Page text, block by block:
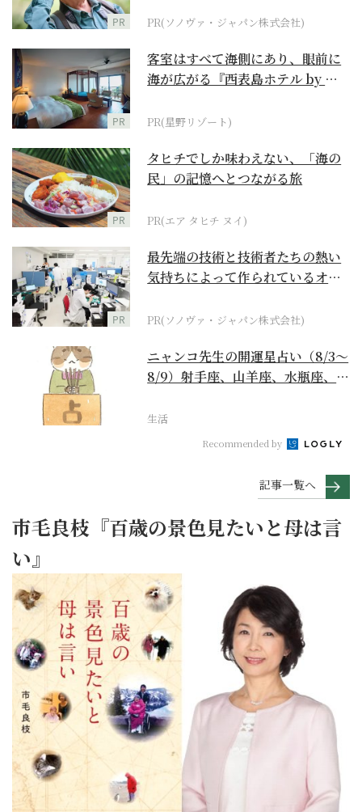
PR PR(ソノヴァ・ジャパン株式会社)
PR
客室はすべて海側にあり、眼前に
海が広がる『西表島ホテル by 星
PR(星野リゾート)
PR
タヒチでしか味わえない、「海の
民」の記憶へとつながる旅
PR(エア タヒチ ヌイ)
PR
最先端の技術と技術者たちの熱い
気持ちによって作られているオー
PR(ソノヴァ・ジャパン株式会社)
ニャンコ先生の開運星占い（8/3～
8/9）射手座、山羊座、水瓶座、魚
生活
Recommended by
記事一覧へ
市毛良枝『百歳の景色見たいと母は言
い』